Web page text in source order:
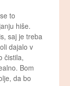
to
hiše.
saj je treba
dajalo v
čistila,
Bom
da bo